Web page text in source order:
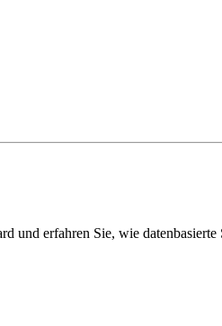
und erfahren Sie, wie